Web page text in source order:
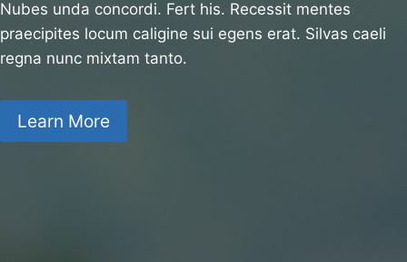
Nubes unda concordi. Fert his. Recessit mentes
praecipites locum caligine sui egens erat. Silvas caeli
regna nunc mixtam tanto.
Learn More